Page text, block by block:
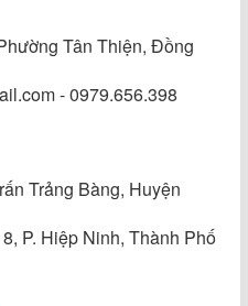
Tân Thiện, Đồng
- 0979.656.398
Trảng Bàng, Huyện
P. Hiệp Ninh, Thành Phố